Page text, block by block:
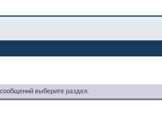
выберите раздел.